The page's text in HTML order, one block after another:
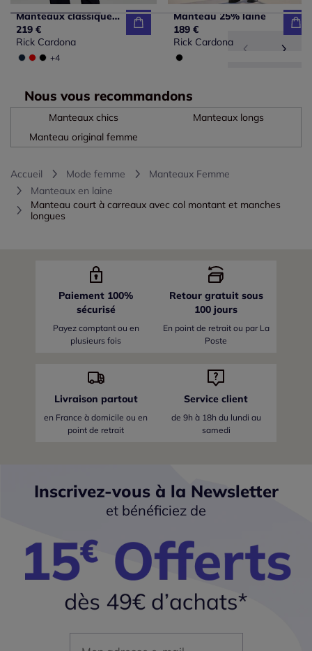
Manteaux classiques à col revers ajusté avec poches
219 €
Rick Cardona
+4
Manteau 25% laine
189 €
Rick Cardona
Nous vous recommandons
Manteaux chics
Manteaux longs
Manteau original femme
Accueil Mode femme
Manteaux Femme
Manteaux en laine
Manteau court à carreaux avec col montant et manches
longues
Paiement 100%
sécurisé
Payez comptant ou en
plusieurs fois
Retour gratuit sous
100 jours
En point de retrait ou par La
Poste
Livraison partout
en France à domicile ou en
point de retrait
Service client
de 9h à 18h du lundi au
samedi
Inscrivez-vous à la Newsletter
et bénéficiez de